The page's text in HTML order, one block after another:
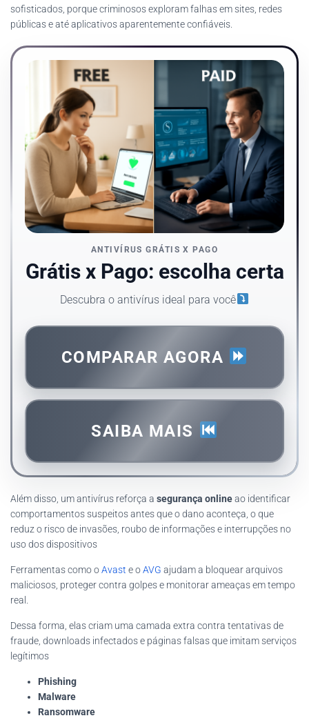
sofisticados, porque criminosos exploram falhas em sites, redes
públicas e até aplicativos aparentemente confiáveis.
ANTIVÍRUS GRÁTIS X PAGO
Grátis x Pago: escolha certa
Descubra o antivírus ideal para você
COMPARAR AGORA
SAIBA MAIS
Além disso, um antivírus reforça a segurança onlineao identificar
comportamentos suspeitos antes que o dano aconteça, o que
reduz o risco de invasões, roubo de informações e interrupções no
uso dos dispositivos
Ferramentas como oAvast e oAVG ajudam a bloquear arquivos
maliciosos, proteger contra golpes e monitorar ameaças em tempo
real.
Dessa forma, elas criam uma camada extra contra tentativas de
fraude, downloads infectados e páginas falsas que imitam serviços
legítimos
Phishing
Malware
Ransomware